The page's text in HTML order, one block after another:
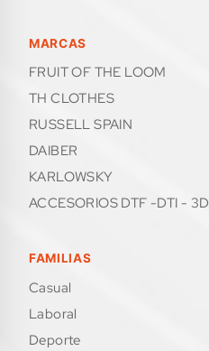
MARCAS
FRUIT OF THE LOOM
TH CLOTHES
RUSSELL SPAIN
DAIBER
KARLOWSKY
ACCESORIOS DTF -DTI - 3D
FAMILIAS
casual
laboral
deporte